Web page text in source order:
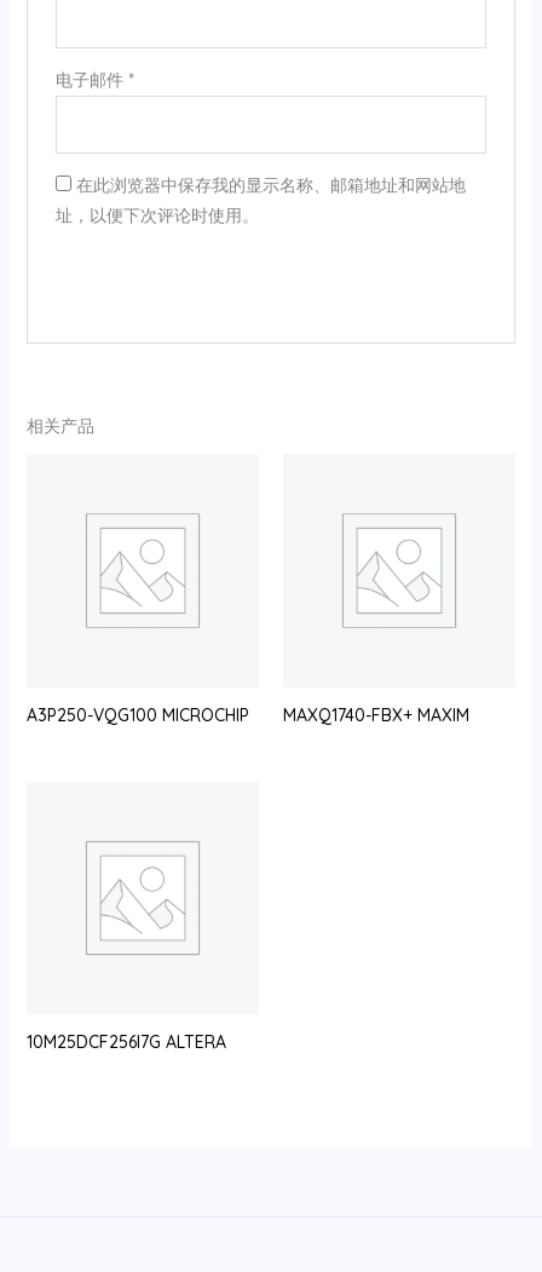
电子邮件 *
在此浏览器中保存我的显示名称、邮箱地址和网站地
址，以便下次评论时使用。
相关产品
A3P250-VQG100 MICROCHIP MAXQ1740-FBX+ MAXIM
10M25DCF256I7G ALTERA